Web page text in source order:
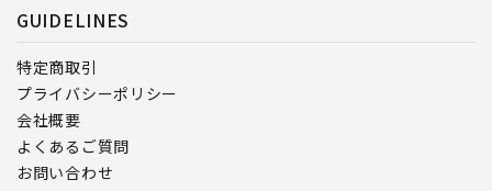
GUIDELINES
特定商取引
プライバシーポリシー
会社概要
よくあるご質問
お問い合わせ